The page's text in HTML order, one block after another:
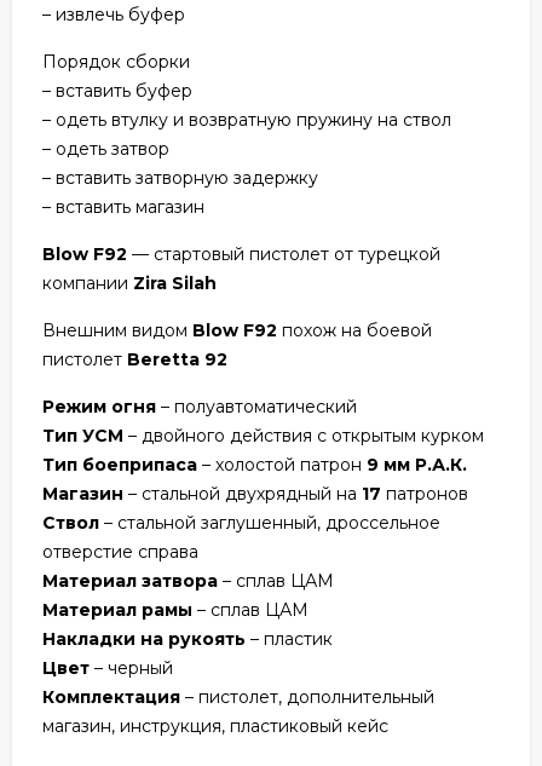
– извлечь буфер
Порядок сборки
– вставить буфер
– одеть втулку и возвратную пружину на ствол
– одеть затвор
– вставить затворную задержку
– вставить магазин
Blow F92 — стартовый пистолет от турецкой
компании Zira Silah
Внешним видом Blow F92 похож на боевой
пистолет Beretta 92
Режим огня – полуавтоматический
Тип УСМ – двойного действия с открытым курком
Тип боеприпаса – холостой патрон 9 мм Р.А.К.
Магазин – стальной двухрядный на 17 патронов
Ствол – стальной заглушенный, дроссельное
отверстие справа
Материал затвора – сплав ЦАМ
Материал рамы – сплав ЦАМ
Накладки на рукоять – пластик
Цвет – черный
Комплектация – пистолет, дополнительный
магазин, инструкция, пластиковый кейс